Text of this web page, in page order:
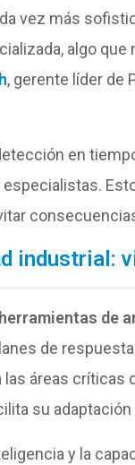
vez más
algo
, gerente líder de
en
especialistas.
industrial:
herramientas de
de
las áreas críticas
su
y la